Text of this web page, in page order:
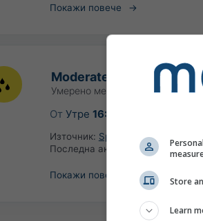
Покажи повече
Moderate rain warning.
Умерено метеорологично
От Утре 16:00
Източник: Spain: Agencia Estatal
Последна актуализация:
преди
Покажи повече
Store
Learn